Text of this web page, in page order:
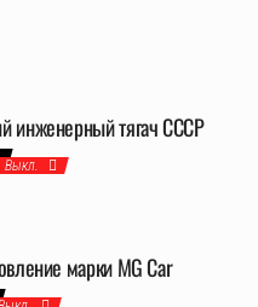
инженерный тягач СССР
Выкл.
марки MG Car